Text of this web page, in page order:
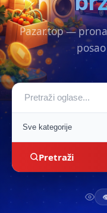
Pazar.top —
Pretraži